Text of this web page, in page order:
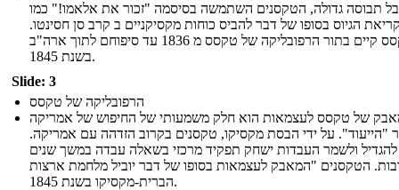
תבוסה גדולה, הטקסנים השתמשה בסיסמה "זכור את אלאמו!" כמו
הגיוס בסופו של דבר להביס כוחות מקסיקניים ב קרב סן חסינטו.
טקסס קיים בתור הרפובליקה של טקסס מ 1836 עד סיפוחם לתוך ארה"ב
בשנת 1845.
Slide: 3
הרפובליקה של טקסס
של טקסס לעצמאות הוא חלק משמעותי של החיפוש של אמריקה
"הייעוד". על ידי הבסת מקסיקו, טקסנים בקרוב הזדהה עם אמריקה.
להגדיל ולשמר העבדות ישחק תפקיד מרכזי בשאלה עבדה במשך שנים
הטקסנים "המאבק לעצמאות בסופו של דבר יוביל מלחמת ארצות
הברית-מקסיקו בשנת 1845.